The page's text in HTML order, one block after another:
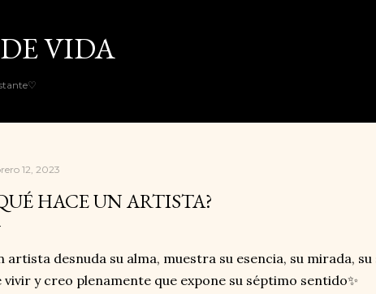
VIDA
12, 2023
HACE UN ARTISTA?
artista desnuda su alma, muestra su esencia, su mirada,
vivir y creo plenamente que expone su séptimo sentido✨